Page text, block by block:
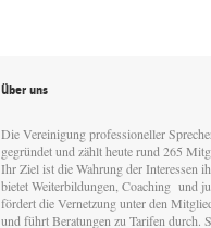
Über uns
Die Vereinigung professioneller
gegründet und zählt heute rund 265
Ihr Ziel ist die Wahrung der Interessen
bietet Weiterbildungen, Coaching und
fördert die Vernetzung unter den
und führt Beratungen zu Tarifen durch.